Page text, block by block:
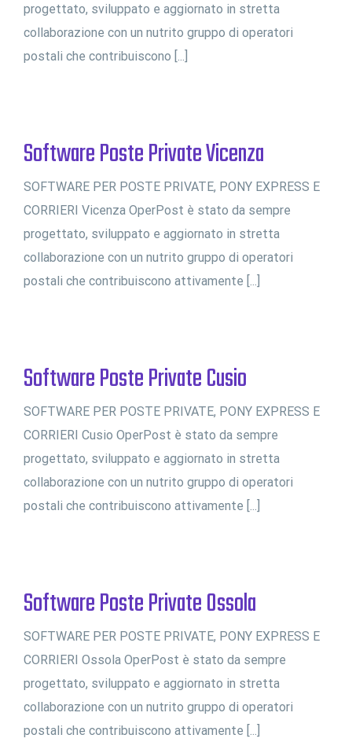
progettato, sviluppato e aggiornato in stretta
collaborazione con un nutrito gruppo di operatori
postali che contribuiscono [...]
Software Poste Private Vicenza
SOFTWARE PER POSTE PRIVATE, PONY EXPRESS E
CORRIERI Vicenza OperPost è stato da sempre
progettato, sviluppato e aggiornato in stretta
collaborazione con un nutrito gruppo di operatori
postali che contribuiscono attivamente [...]
Software Poste Private Cusio
SOFTWARE PER POSTE PRIVATE, PONY EXPRESS E
CORRIERI Cusio OperPost è stato da sempre
progettato, sviluppato e aggiornato in stretta
collaborazione con un nutrito gruppo di operatori
postali che contribuiscono attivamente [...]
Software Poste Private Ossola
SOFTWARE PER POSTE PRIVATE, PONY EXPRESS E
CORRIERI Ossola OperPost è stato da sempre
progettato, sviluppato e aggiornato in stretta
collaborazione con un nutrito gruppo di operatori
postali che contribuiscono attivamente [...]